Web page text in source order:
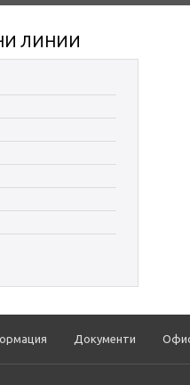
ЛИНИИ
Документи